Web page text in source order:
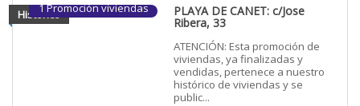
1 Promoción viviendas PLAYA DE CANET: c/Jose
Ribera, 33
ATENCIÓN: Esta promoción de
viviendas, ya finalizadas y
vendidas, pertenece a nuestro
histórico de viviendas y se
public...
Historico